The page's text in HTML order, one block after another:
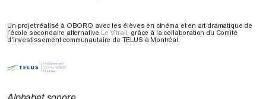
Un projet réalisé à OBORO avec les élèves en cinéma et en art dramatique de
l’école secondaire alternative Le Vitrail , grâce à la collaboration du Comité
d'investissement communautaire de TELUS à Montréal.